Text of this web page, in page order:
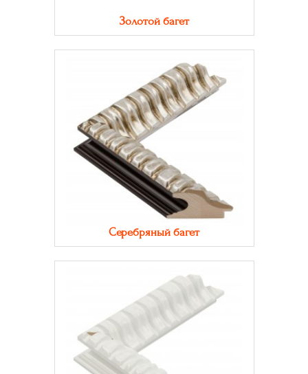
Золотой багет
Серебряный багет